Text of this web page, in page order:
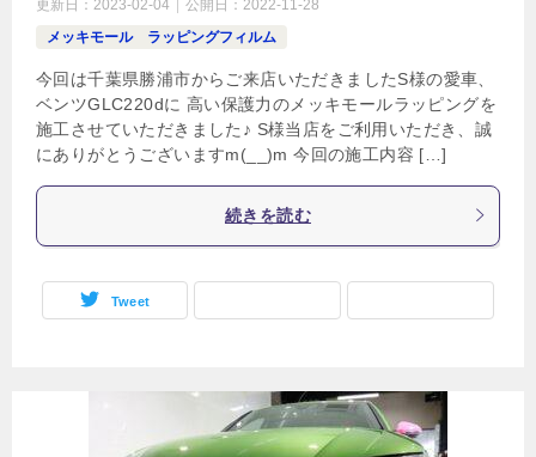
更新日： 2023-02-04 公開日： 2022-11-28
メッキモール ラッピングフィルム
今回は千葉県勝浦市からご来店いただきましたS様の愛車、
ベンツGLC220dに 高い保護力のメッキモールラッピングを
施工させていただきました♪ S様当店をご利用いただき、誠
にありがとうございますm(__)m 今回の施工内容 […]
続きを読む
Tweet